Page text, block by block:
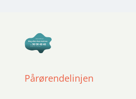
Pårørendelinjen